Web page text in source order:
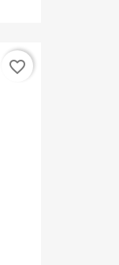
favorite_border